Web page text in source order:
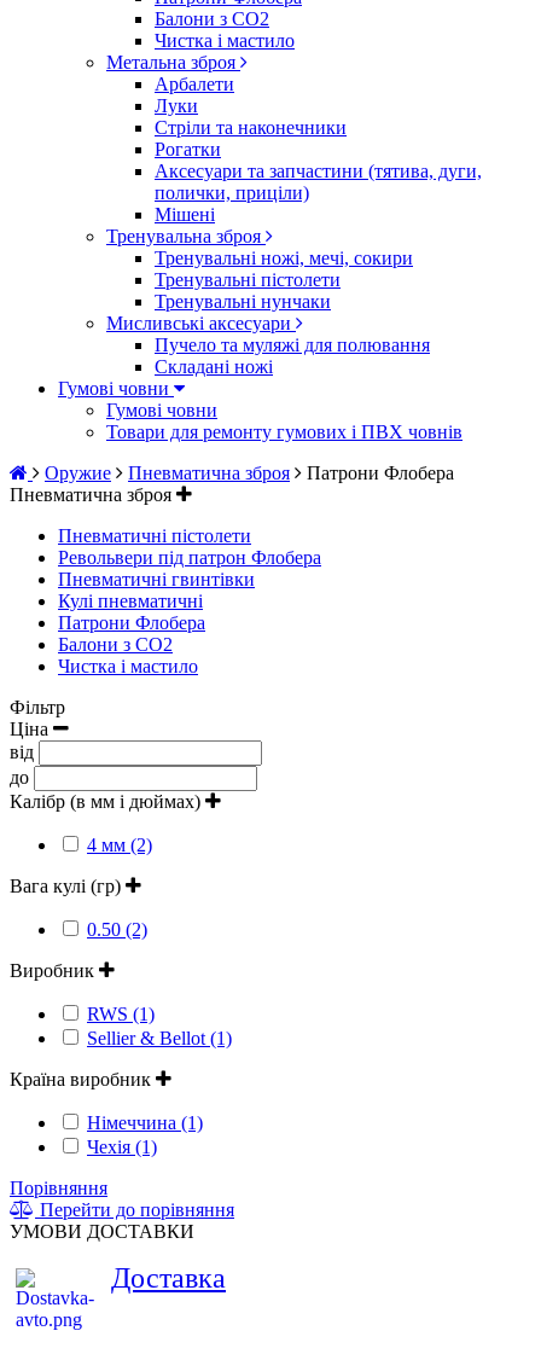
Балони з CO2
Чистка і мастило
Метальна зброя
Арбалети
Луки
Стріли та наконечники
Рогатки
Аксесуари та запчастини (тятива, дуги,
полички, приціли)
Мішені
Тренувальна зброя
Тренувальні ножі, мечі, сокири
Тренувальні пістолети
Тренувальні нунчаки
Мисливські аксесуари
Пучело та муляжі для полювання
Складані ножі
Гумові човни
Гумові човни
Товари для ремонту гумових і ПВХ човнів
Оружие
Пневматична зброя
Патрони Флобера
Пневматична зброя
Пневматичні пістолети
Револьвери під патрон Флобера
Пневматичні гвинтівки
Кулі пневматичні
Патрони Флобера
Балони з CO2
Чистка і мастило
Фільтр
Ціна
від
до
Калібр (в мм і дюймах)
4 мм (2)
Вага кулі (гр)
0.50 (2)
Виробник
RWS (1)
Sellier & Bellot (1)
Країна виробник
Німеччина (1)
Чехія (1)
Порівняння
Перейти до порівняння
УМОВИ ДОСТАВКИ
Доставка